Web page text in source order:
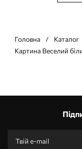
Головна Каталог
Картина Веселий